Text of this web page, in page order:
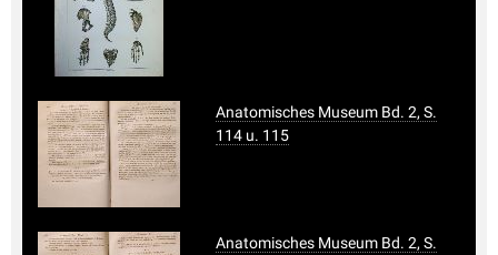
Anatomisches Museum Bd. 2, S.
114 u. 115
Anatomisches Museum Bd. 2, S.